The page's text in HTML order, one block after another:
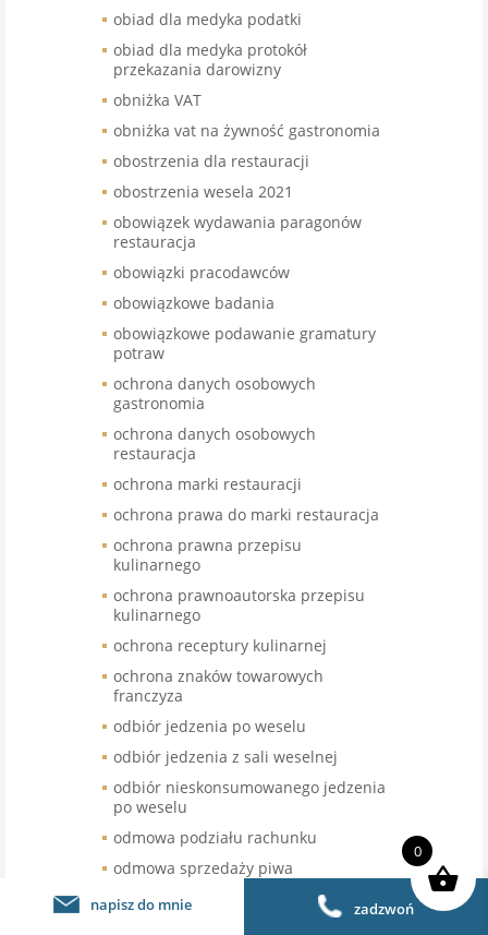
obiad dla medyka podatki
obiad dla medyka protokół
przekazania darowizny
obniżka VAT
obniżka vat na żywność gastronomia
obostrzenia dla restauracji
obostrzenia wesela 2021
obowiązek wydawania paragonów
restauracja
obowiązki pracodawców
obowiązkowe badania
obowiązkowe podawanie gramatury
potraw
ochrona danych osobowych
gastronomia
ochrona danych osobowych
restauracja
ochrona marki restauracji
ochrona prawa do marki restauracja
ochrona prawna przepisu
kulinarnego
ochrona prawnoautorska przepisu
kulinarnego
ochrona receptury kulinarnej
ochrona znaków towarowych
franczyza
odbiór jedzenia po weselu
odbiór jedzenia z sali weselnej
odbiór nieskonsumowanego jedzenia
po weselu
odmowa podziału rachunku
odmowa sprzedaży piwa
odroczenie terminu wymiany kasy
napisz do mnie zadzwoń
0